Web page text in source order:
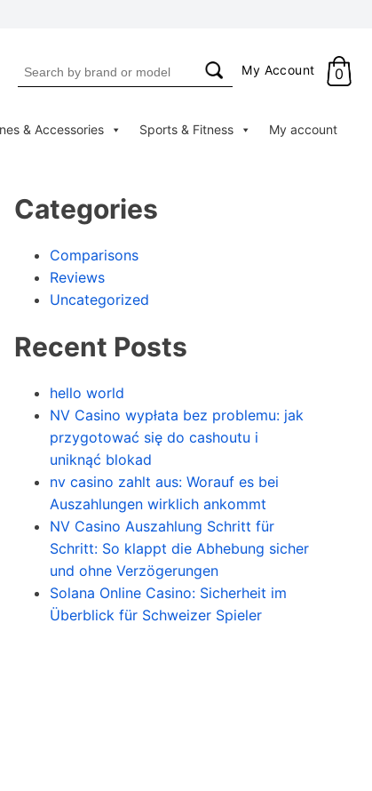
Search
for:
My Account 0
& Accessories Sports & Fitness My account
Categories
Comparisons
Reviews
Uncategorized
Recent Posts
hello world
NV Casino wypłata bez problemu: jak
przygotować się do cashoutu i
uniknąć blokad
nv casino zahlt aus: Worauf es bei
Auszahlungen wirklich ankommt
NV Casino Auszahlung Schritt für
Schritt: So klappt die Abhebung sicher
und ohne Verzögerungen
Solana Online Casino: Sicherheit im
Überblick für Schweizer Spieler